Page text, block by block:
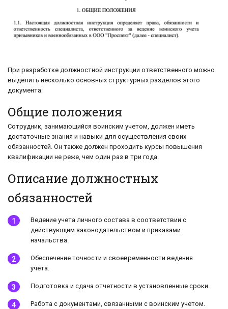
При разработке должностной инструкции ответственного можно
выделить несколько основных структурных разделов этого
документа:
Общие положения
Сотрудник, занимающийся воинским учетом, должен иметь
достаточные знания и навыки для осуществления своих
обязанностей. Он также должен проходить курсы повышения
квалификации не реже, чем один раз в три года.
Описание должностных
обязанностей
Ведение учета личного состава в соответствии с
действующим законодательством и приказами
начальства.
Обеспечение точности и своевременности ведения
учета.
Подготовка и сдача отчетности в установленные сроки.
Работа с документами, связанными с воинским учетом.